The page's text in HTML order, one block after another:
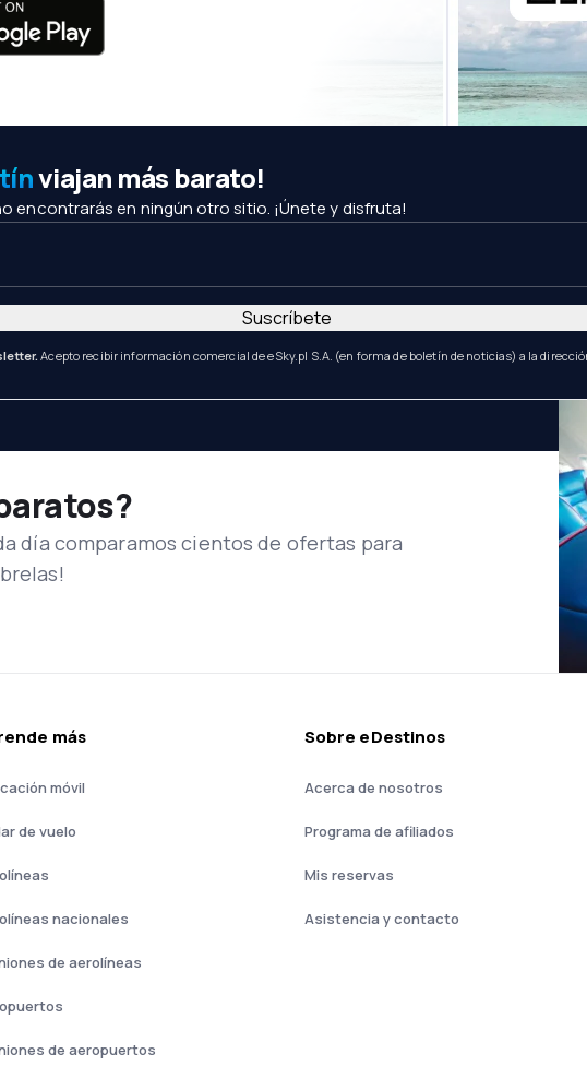
viajan más barato!
encontrarás en ningún otro sitio. ¡Únete y disfruta!
Acepto recibir información comercial de eSky.pl S.A. (en forma de boletín de noticias) a la
Suscríbete
día comparamos cientos de ofertas para
más
móvil
de vuelo
nacionales
de aerolíneas
de aeropuertos
Sobre eDestinos
Acerca de nosotros
Programa de afiliados
Mis reservas
Asistencia y contacto